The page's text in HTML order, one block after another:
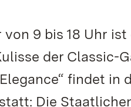
von 9 bis 18 Uhr
der Classic-
findet in
Die